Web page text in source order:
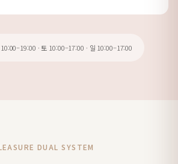
· 토 10:00–17:00 · 일 10:00–17:00
DUAL SYSTEM